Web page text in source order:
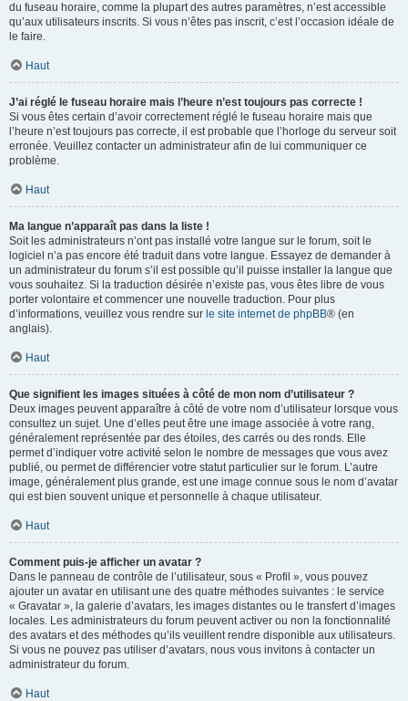
du fuseau horaire, comme la plupart des autres paramètres, n’est accessible
qu’aux utilisateurs inscrits. Si vous n’êtes pas inscrit, c’est l’occasion idéale de
le faire.
Haut
J’ai réglé le fuseau horaire mais l’heure n’est toujours pas correcte !
Si vous êtes certain d’avoir correctement réglé le fuseau horaire mais que
l’heure n’est toujours pas correcte, il est probable que l’horloge du serveur soit
erronée. Veuillez contacter un administrateur afin de lui communiquer ce
problème.
Haut
Ma langue n’apparaît pas dans la liste !
Soit les administrateurs n’ont pas installé votre langue sur le forum, soit le
logiciel n’a pas encore été traduit dans votre langue. Essayez de demander à
un administrateur du forum s’il est possible qu’il puisse installer la langue que
vous souhaitez. Si la traduction désirée n’existe pas, vous êtes libre de vous
porter volontaire et commencer une nouvelle traduction. Pour plus
d’informations, veuillez vous rendre sur le site internet de phpBB® (en
anglais).
Haut
Que signifient les images situées à côté de mon nom d’utilisateur ?
Deux images peuvent apparaître à côté de votre nom d’utilisateur lorsque vous
consultez un sujet. Une d’elles peut être une image associée à votre rang,
généralement représentée par des étoiles, des carrés ou des ronds. Elle
permet d’indiquer votre activité selon le nombre de messages que vous avez
publié, ou permet de différencier votre statut particulier sur le forum. L’autre
image, généralement plus grande, est une image connue sous le nom d’avatar
qui est bien souvent unique et personnelle à chaque utilisateur.
Haut
Comment puis-je afficher un avatar ?
Dans le panneau de contrôle de l’utilisateur, sous « Profil », vous pouvez
ajouter un avatar en utilisant une des quatre méthodes suivantes : le service
« Gravatar », la galerie d’avatars, les images distantes ou le transfert d’images
locales. Les administrateurs du forum peuvent activer ou non la fonctionnalité
des avatars et des méthodes qu’ils veuillent rendre disponible aux utilisateurs.
Si vous ne pouvez pas utiliser d’avatars, nous vous invitons à contacter un
administrateur du forum.
Haut